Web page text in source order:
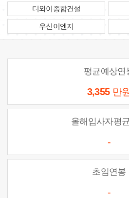
디와이종합건설
우신이엔지
평균예상연
3,355 만원
올해입사자평
-
초임연봉
-